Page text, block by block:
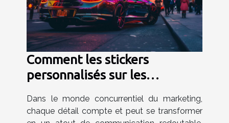
Comment les stickers
personnalisés sur les
transformer votre stratégie
Dans le monde concurrentiel du marketing,
chaque détail compte et peut se transformer